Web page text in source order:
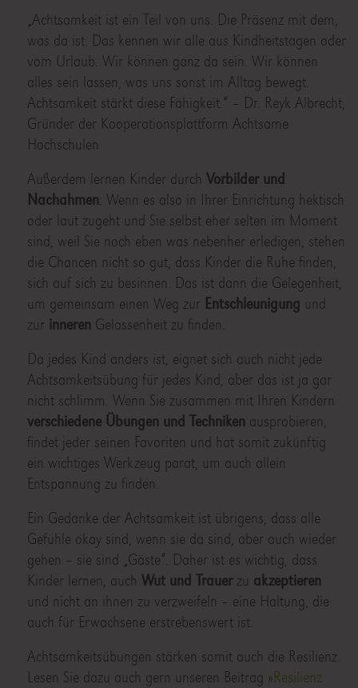
„Achtsamkeit ist ein Teil von uns. Die Präsenz mit dem,
was da ist. Das kennen wir alle aus Kindheitstagen oder
vom Urlaub. Wir können ganz da sein. Wir können
alles sein lassen, was uns sonst im Alltag bewegt.
Achtsamkeit stärkt diese Fähigkeit.“ – Dr. Reyk Albrecht,
Gründer der Kooperationsplattform Achtsame
Hochschulen
Außerdem lernen Kinder durch Vorbilder und
Nachahmen : Wenn es also in Ihrer Einrichtung hektisch
oder laut zugeht und Sie selbst eher selten im Moment
sind, weil Sie noch eben was nebenher erledigen, stehen
die Chancen nicht so gut, dass Kinder die Ruhe finden,
sich auf sich zu besinnen. Das ist dann die Gelegenheit,
um gemeinsam einen Weg zur Entschleunigung und
zur inneren Gelassenheit zu finden.
Da jedes Kind anders ist, eignet sich auch nicht jede
Achtsamkeitsübung für jedes Kind, aber das ist ja gar
nicht schlimm. Wenn Sie zusammen mit Ihren Kindern
verschiedene Übungen und Techniken ausprobieren,
findet jeder seinen Favoriten und hat somit zukünftig
ein wichtiges Werkzeug parat, um auch allein
Entspannung zu finden.
Ein Gedanke der Achtsamkeit ist übrigens, dass alle
Gefühle okay sind, wenn sie da sind, aber auch wieder
gehen – sie sind „Gäste“. Daher ist es wichtig, dass
Kinder lernen, auch Wut und Trauerzu akzeptieren
und nicht an ihnen zu verzweifeln – eine Haltung, die
auch für Erwachsene erstrebenswert ist.
Achtsamkeitsübungen stärken somit auch die Resilienz.
Lesen Sie dazu auch gern unseren Beitrag »Resilienz